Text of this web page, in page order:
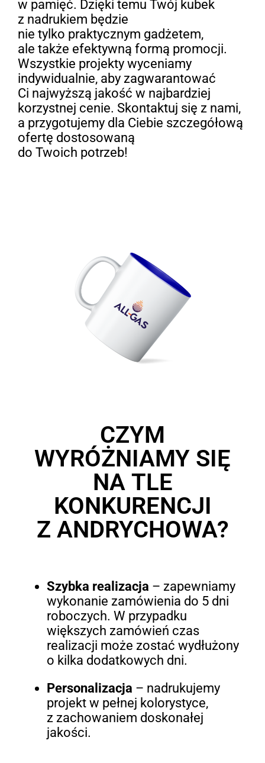
w pamięć. Dzięki temu Twój kubek
z nadrukiem będzie
nie tylko praktycznym gadżetem,
ale także efektywną formą promocji.
Wszystkie projekty wyceniamy
indywidualnie, aby zagwarantować
Ci najwyższą jakość w najbardziej
korzystnej cenie. Skontaktuj się z nami,
a przygotujemy dla Ciebie szczegółową
ofertę dostosowaną
do Twoich potrzeb!
CZYM
WYRÓŻNIAMY SIĘ
NA TLE
KONKURENCJI
Z ANDRYCHOWA?
Szybka realizacja – zapewniamy
wykonanie zamówienia do 5 dni
roboczych. W przypadku
większych zamówień czas
realizacji może zostać wydłużony
o kilka dodatkowych dni.
Personalizacja – nadrukujemy
projekt w pełnej kolorystyce,
z zachowaniem doskonałej
jakości.